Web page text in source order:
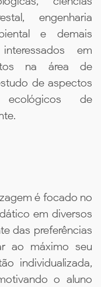
engenharia
e demais
em
na área de
de aspectos
de
é focado no
em diversos
das preferências
ao máximo seu
individualizada,
o aluno